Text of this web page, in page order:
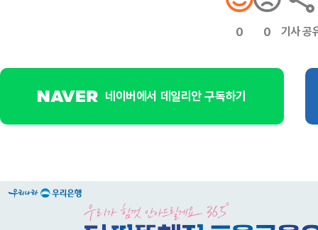
0 0 기사 공
네이버에서 데일리안 구독하기